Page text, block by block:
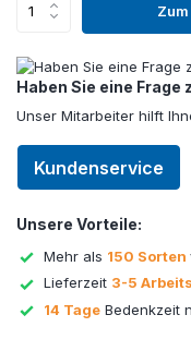
Haben Sie eine Frage
Unser Mitarbeiter hilft
Kundenservice
Unsere Vorteile:
Mehr als 150 Sorten
Lieferzeit 3-5
14 Tage Bedenkzeit